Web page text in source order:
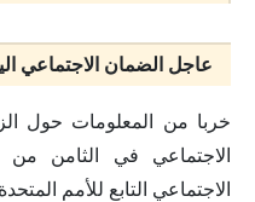
عاجل الضمان الاجتماعي اليوم
خربا من المعلومات حول
الاجتماعي في الثامن من
الاجتماعي التابع للأمم